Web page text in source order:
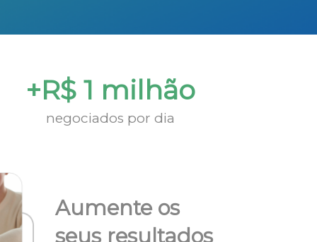
+R$ 1 milhão
negociados por dia
Aumente os
seus resultados